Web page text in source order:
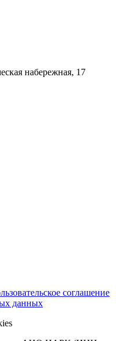
набережная, 17
соглашение
данных